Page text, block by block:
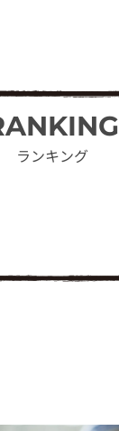
ランキング